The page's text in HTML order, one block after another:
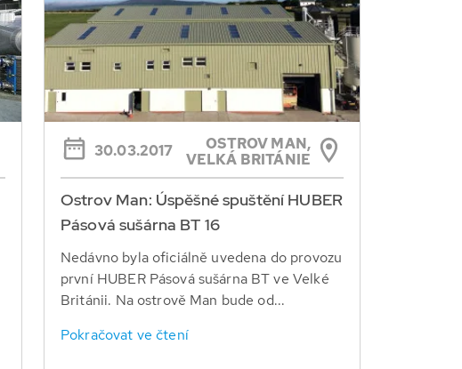
30.03.2017
OSTROV MAN,
VELKÁ BRITÁNIE
Ostrov Man: Úspěšné spuštění HUBER
Pásová sušárna BT 16
Nedávno byla oficiálně uvedena do provozu
první HUBER Pásová sušárna BT ve Velké
Británii. Na ostrově Man bude od...
Pokračovat ve čtení